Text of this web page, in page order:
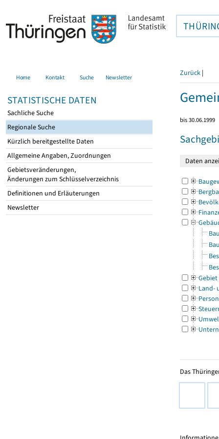
Home Kontakt Suche Newsletter
STATISTISCHE DATEN
Sachliche Suche
Regionale Suche
Kürzlich bereitgestellte Daten
Allgemeine Angaben, Zuordnungen
Gebietsveränderungen,
Änderungen zum Schlüsselverzeichnis
Definitionen und Erläuterungen
Newsletter
Zurück |
bis 30.06.1999
Gebiet
Land-
Das